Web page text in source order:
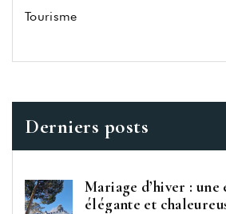
Tourisme
Derniers posts
Mariage d’hiver :
élégante et
Remember me